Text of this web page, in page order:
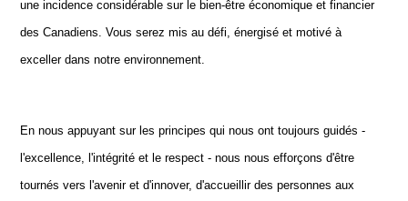
une incidence considérable sur le bien-être économique et financier
des Canadiens. Vous serez mis au défi, énergisé et motivé à
exceller dans notre environnement.
En nous appuyant sur les principes qui nous ont toujours guidés -
l'excellence, l'intégrité et le respect - nous nous efforçons d'être
tournés vers l'avenir et d'innover, d'accueillir des personnes aux